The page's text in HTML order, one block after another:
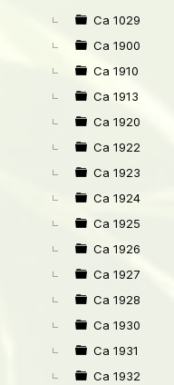
►
Ca 1029
Ca 1900
Ca 1910
Ca 1913
Ca 1920
Ca 1922
Ca 1923
Ca 1924
Ca 1925
Ca 1926
Ca 1927
Ca 1928
Ca 1930
Ca 1931
Ca 1932